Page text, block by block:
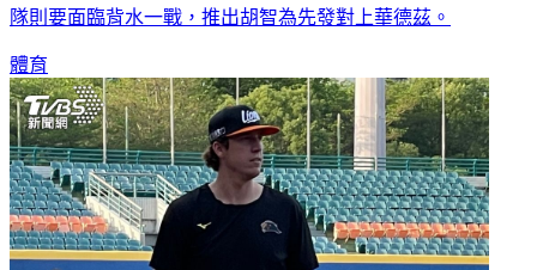
隊則要面臨背水一戰，推出胡智為先發對上華德茲。
體育